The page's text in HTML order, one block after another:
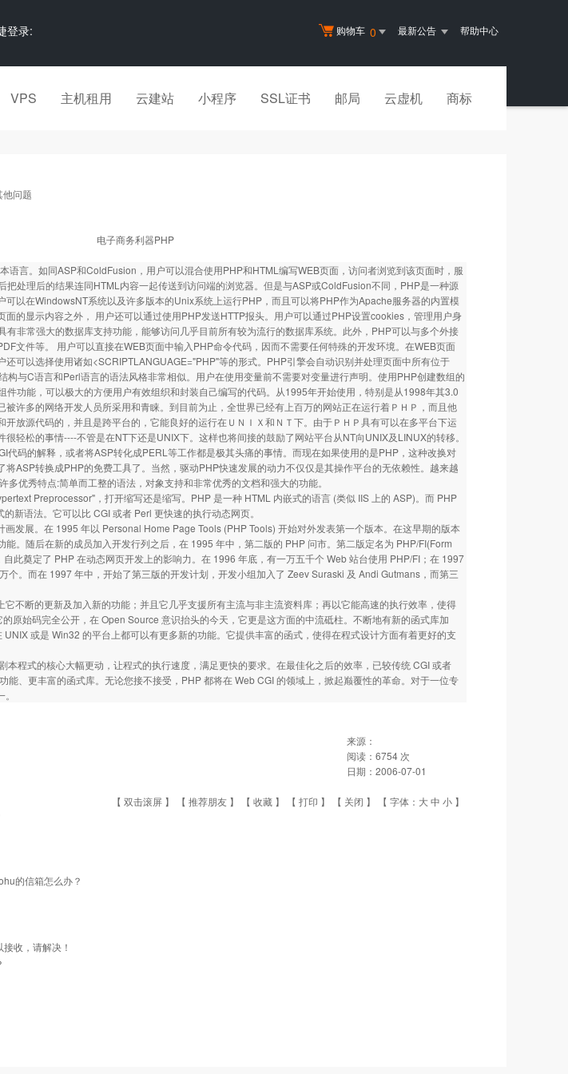
购物车 0 最新公告 帮助中心
登录:
VPS 主机租用 云建站 小程序 SSL证书 邮局 云虚机 商标
问题
电子商务利器PHP
语言。如同ASP和ColdFusion，用户可以混合使用PHP和HTML编写WEB页面，访问者浏览到该页面时，服
把处理后的结果连同HTML内容一起传送到访问端的浏览器。但是与ASP或ColdFusion不同，PHP是一种源
可以在WindowsNT系统以及许多版本的Unix系统上运行PHP，而且可以将PHP作为Apache服务器的内置模
面的显示内容之外， 用户还可以通过使用PHP发送HTTP报头。用户可以通过PHP设置cookies，管理用户身
有非常强大的数据库支持功能，能够访问几乎目前所有较为流行的数据库系统。此外，PHP可以与多个外接
文件等。 用户可以直接在WEB页面中输入PHP命令代码，因而不需要任何特殊的开发环境。在WEB页面
还可以选择使用诸如<SCRIPTLANGUAGE="PHP"等的形式。PHP引擎会自动识别并处理页面中所有位于
构与C语言和Perl语言的语法风格非常相似。用户在使用变量前不需要对变量进行声明。使用PHP创建数组的
件功能，可以极大的方便用户有效组织和封装自己编写的代码。从1995年开始使用，特别是从1998年其3.0
许多的网络开发人员所采用和青睐。到目前为止，全世界已经有上百万的网站正在运行着ＰＨＰ，而且他
放源代码的，并且是跨平台的，它能良好的运行在ＵＮＩＸ和ＮＴ下。由于ＰＨＰ具有可以在多平台下运
轻松的事情----不管是在NT下还是UNIX下。这样也将间接的鼓励了网站平台从NT向UNIX及LINUX的转移。
代码的解释，或者将ASP转化成PERL等工作都是极其头痛的事情。而现在如果使用的是PHP，这种改换对
ASP转换成PHP的免费工具了。当然，驱动PHP快速发展的动力不仅仅是其操作平台的无依赖性。越来越
多优秀特点:简单而工整的语法，对象支持和非常优秀的文档和强大的功能。
Preprocessor"，打开缩写还是缩写。PHP 是一种 HTML 内嵌式的语言 (类似 IIS 上的 ASP)。而 PHP
新语法。它可以比 CGI 或者 Perl 更快速的执行动态网页。
发展。在 1995 年以 Personal Home Page Tools (PHP Tools) 开始对外发表第一个版本。在这早期的版本
。随后在新的成员加入开发行列之后，在 1995 年中，第二版的 PHP 问市。第二版定名为 PHP/FI(Form
此奠定了 PHP 在动态网页开发上的影响力。在 1996 年底，有一万五千个 Web 站台使用 PHP/FI；在 1997
个。而在 1997 年中，开始了第三版的开发计划，开发小组加入了 Zeev Suraski 及 Andi Gutmans，而第三
不断的更新及加入新的功能；并且它几乎支援所有主流与非主流资料库；再以它能高速的执行效率，使得
原始码完全公开，在 Open Source 意识抬头的今天，它更是这方面的中流砥柱。不断地有新的函式库加
或是 Win32 的平台上都可以有更多新的功能。它提供丰富的函式，使得在程式设计方面有着更好的支
本程式的核心大幅更动，让程式的执行速度，满足更快的要求。在最佳化之后的效率，已较传统 CGI 或者
能、更丰富的函式库。无论您接不接受，PHP 都将在 Web CGI 的领域上，掀起巅覆性的革命。对于一位专
来源：
阅读： 6754 次
日期： 2006-07-01
【 双击滚屏 】 【 推荐朋友 】 【 收藏 】 【 打印 】 【 关闭 】 【 字体： 大中 小 】
的信箱怎么办？
收，请解决！